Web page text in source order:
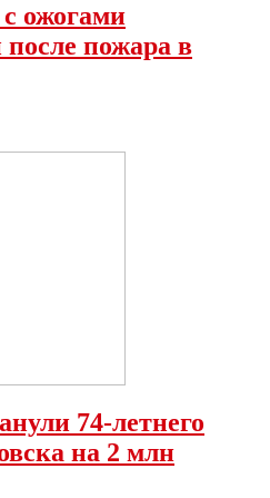
ожогами
после пожара в
74-летнего
на 2 млн